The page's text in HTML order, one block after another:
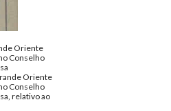
Oriente
Conselho
Oriente
Conselho
relativo ao